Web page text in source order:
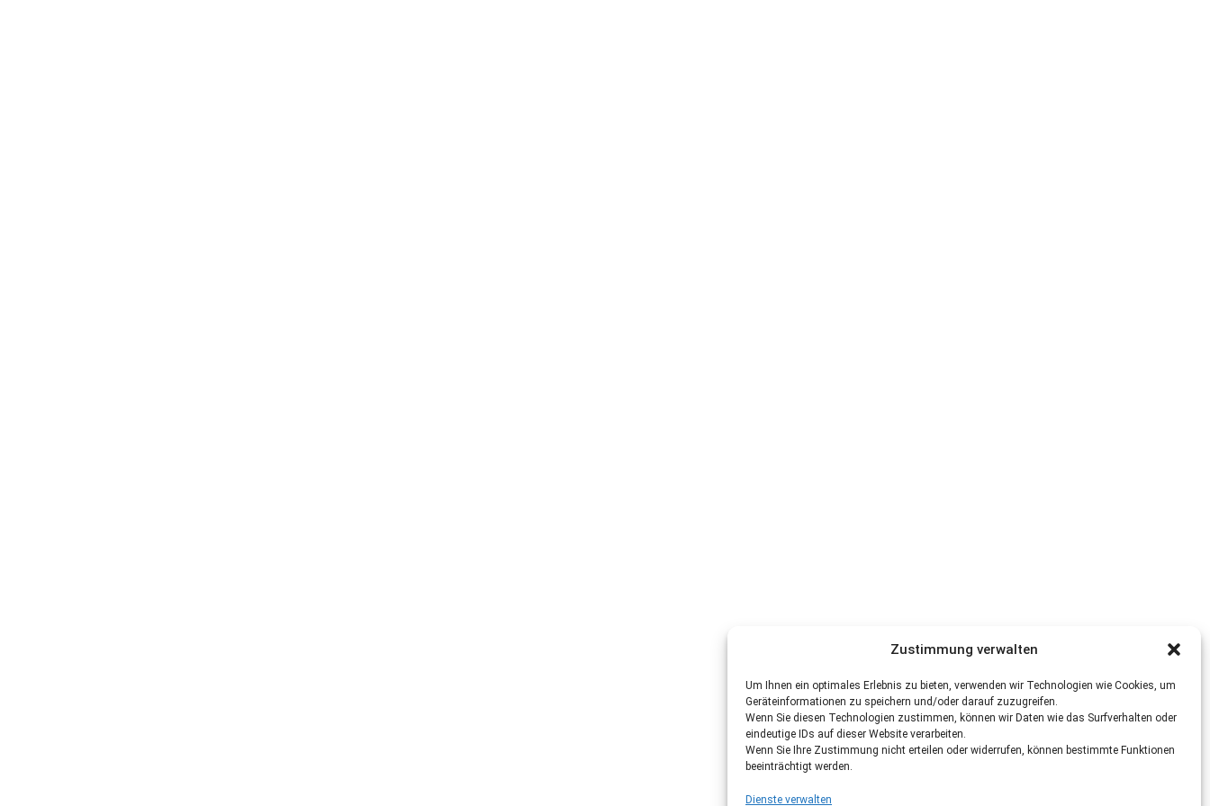
Zustimmung verwalten
Um Ihnen ein optimales Erlebnis zu bieten, verwenden wir Technologien wie Cookies, um
Geräteinformationen zu speichern und/oder darauf zuzugreifen.
Wenn Sie diesen Technologien zustimmen, können wir Daten wie das Surfverhalten oder
eindeutige IDs auf dieser Website verarbeiten.
Wenn Sie Ihre Zustimmung nicht erteilen oder widerrufen, können bestimmte Funktionen
beeinträchtigt werden.
Dienste verwalten